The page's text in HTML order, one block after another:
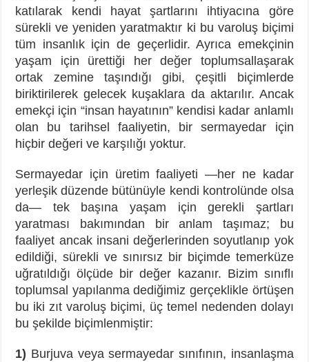
katılarak kendi hayat şartlarını ihtiyacına göre
sürekli ve yeniden yaratmaktır ki bu varoluş biçimi
tüm insanlık için de geçerlidir. Ayrıca emekçinin
yaşam için ürettiği her değer toplumsallaşarak
ortak zemine taşındığı gibi, çeşitli biçimlerde
biriktirilerek gelecek kuşaklara da aktarılır. Ancak
emekçi için “insan hayatının” kendisi kadar anlamlı
olan bu tarihsel faaliyetin, bir sermayedar için
hiçbir değeri ve karşılığı yoktur.
Sermayedar için üretim faaliyeti —her ne kadar
yerleşik düzende bütünüyle kendi kontrolünde olsa
da— tek başına yaşam için gerekli şartları
yaratması bakımından bir anlam taşımaz; bu
faaliyet ancak insani değerlerinden soyutlanıp yok
edildiği, sürekli ve sınırsız bir biçimde temerküze
uğratıldığı ölçüde bir değer kazanır. Bizim sınıflı
toplumsal yapılanma dediğimiz gerçeklikle örtüşen
bu iki zıt varoluş biçimi, üç temel nedenden dolayı
bu şekilde biçimlenmiştir:
1) Burjuva veya sermayedar sınıfının, insanlaşma